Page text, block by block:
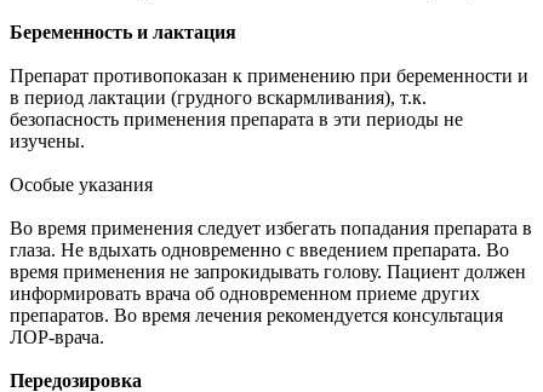
Беременность и лактация
Препарат противопоказан к применению при беременности и
в период лактации (грудного вскармливания), т.к.
безопасность применения препарата в эти периоды не
изучены.
Особые указания
Во время применения следует избегать попадания препарата в
глаза. Не вдыхать одновременно с введением препарата. Во
время применения не запрокидывать голову. Пациент должен
информировать врача об одновременном приеме других
препаратов. Во время лечения рекомендуется консультация
ЛОР-врача.
Передозировка